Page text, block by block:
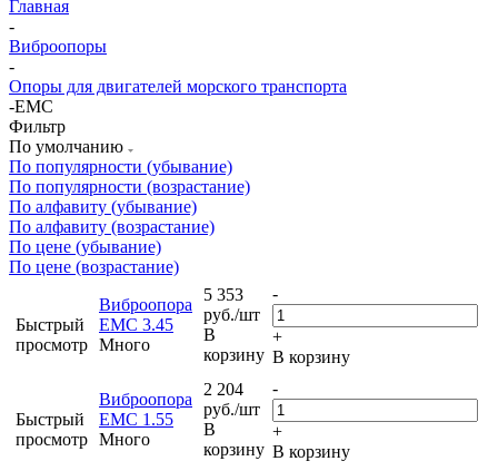
Главная
-
Виброопоры
-
Опоры для двигателей морского транспорта
-EMC
Фильтр
По умолчанию
По популярности (убывание)
По популярности (возрастание)
По алфавиту (убывание)
По алфавиту (возрастание)
По цене (убывание)
По цене (возрастание)
Быстрый
просмотр
Виброопора
EMC 3.45
Много
5 353
руб./шт
В
корзину
-
+
В корзину
Быстрый
просмотр
Виброопора
EMC 1.55
Много
2 204
руб./шт
В
корзину
-
+
В корзину